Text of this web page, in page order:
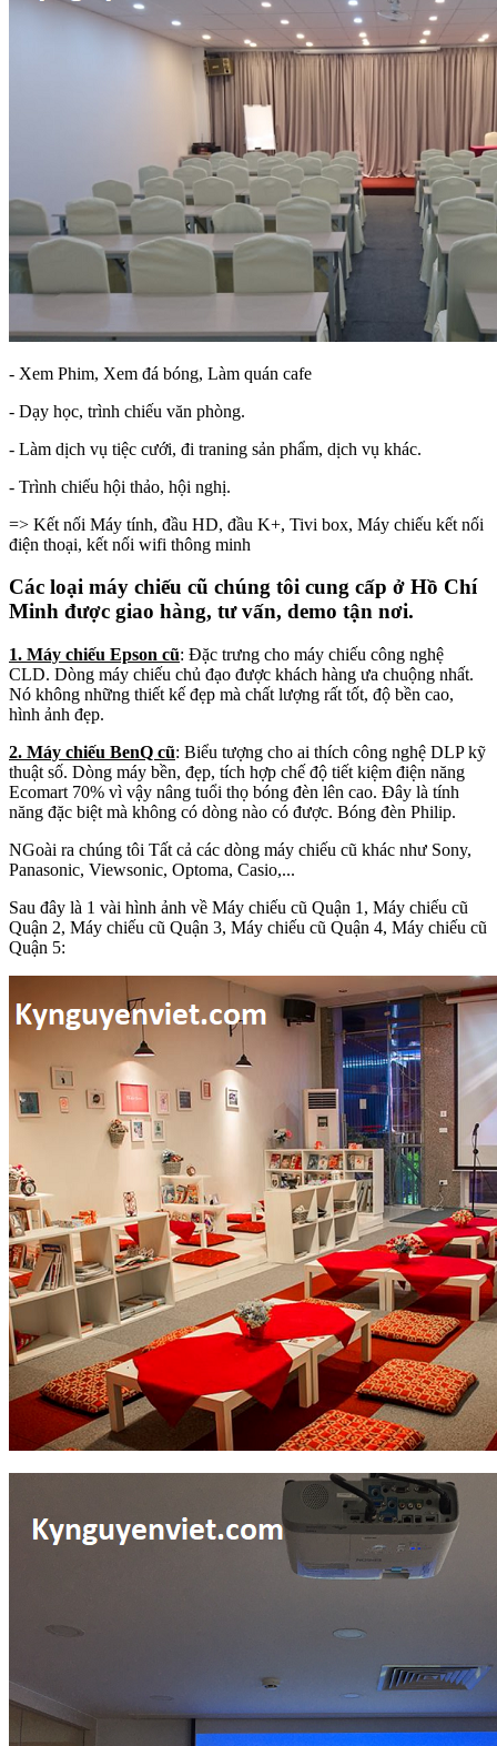
- Xem Phim, Xem đá bóng, Làm quán cafe
- Dạy học, trình chiếu văn phòng.
- Làm dịch vụ tiệc cưới, đi traning sản phẩm, dịch vụ khác.
- Trình chiếu hội thảo, hội nghị.
=> Kết nối Máy tính, đầu HD, đầu K+, Tivi box, Máy chiếu kết nối
điện thoại, kết nối wifi thông minh
Các loại máy chiếu cũ chúng tôi cung cấp ở Hồ Chí
Minh được giao hàng, tư vấn, demo tận nơi.
1. Máy chiếu Epson cũ: Đặc trưng cho máy chiếu công nghệ
CLD. Dòng máy chiếu chủ đạo được khách hàng ưa chuộng nhất.
Nó không những thiết kế đẹp mà chất lượng rất tốt, độ bền cao,
hình ảnh đẹp.
2. Máy chiếu BenQ cũ: Biểu tượng cho ai thích công nghệ DLP kỹ
thuật số. Dòng máy bền, đẹp, tích hợp chế độ tiết kiệm điện năng
Ecomart 70% vì vậy nâng tuổi thọ bóng đèn lên cao. Đây là tính
năng đặc biệt mà không có dòng nào có được. Bóng đèn Philip.
NGoài ra chúng tôi Tất cả các dòng máy chiếu cũ khác như Sony,
Panasonic, Viewsonic, Optoma, Casio,...
Sau đây là 1 vài hình ảnh về Máy chiếu cũ Quận 1, Máy chiếu cũ
Quận 2, Máy chiếu cũ Quận 3, Máy chiếu cũ Quận 4, Máy chiếu cũ
Quận 5: